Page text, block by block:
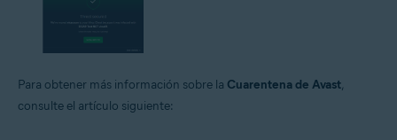
Para obtener más información sobre la Cuarentena de Avast,
consulte el artículo siguiente: